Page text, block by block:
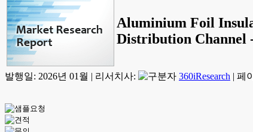
Aluminium Foil
Distribution Channel
발행일: 2026년 01월 | 리서치사: 360iResearch | 페